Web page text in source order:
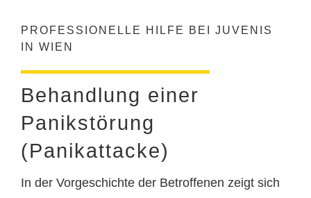
PROFESSIONELLE HILFE BEI JUVENIS
IN WIEN
Behandlung einer
Panikstörung
(Panikattacke)
In der Vorgeschichte der Betroffenen zeigt sich